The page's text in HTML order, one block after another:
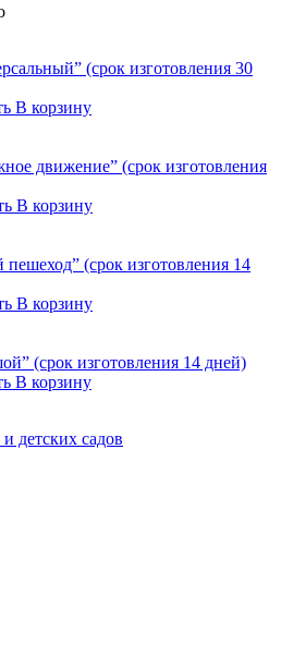
(срок изготовления 30
В корзину
движение” (срок изготовления
В корзину
(срок изготовления 14
В корзину
(срок изготовления 14 дней)
В корзину
детских садов